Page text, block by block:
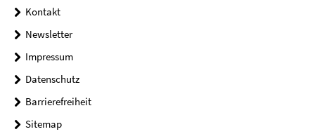
Kontakt
Newsletter
Impressum
Datenschutz
Barrierefreiheit
Sitemap